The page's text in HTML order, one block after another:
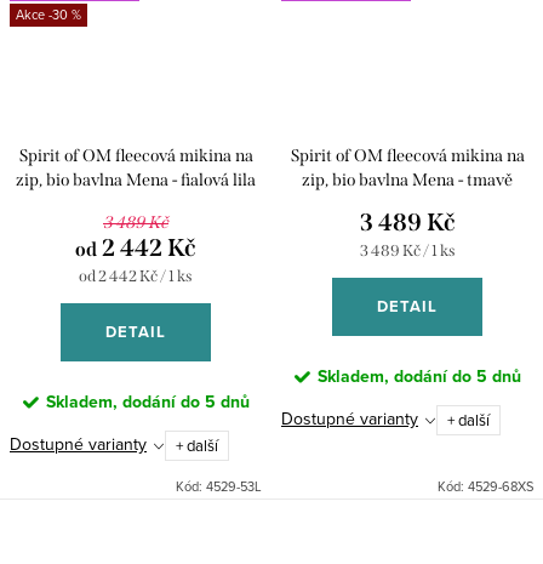
-30 %
Spirit of OM fleecová mikina na
zip, bio bavlna Mena - fialová lila
3 489 Kč
od 2 442 Kč
Měrná
cena:
od 2 442 Kč / 1 ks
DETAIL
Skladem, dodání do 5 dnů
Dostupné varianty + další
Kód: 4529-53L
Spirit of OM fleecová mikina na
zip, bio bavlna Mena - tmavě
3 489 Kč
Měrná
cena:
3 489 Kč / 1 ks
DETAIL
Skladem, dodání do 5 dnů
Dostupné varianty + další
Kód: 4529-68XS